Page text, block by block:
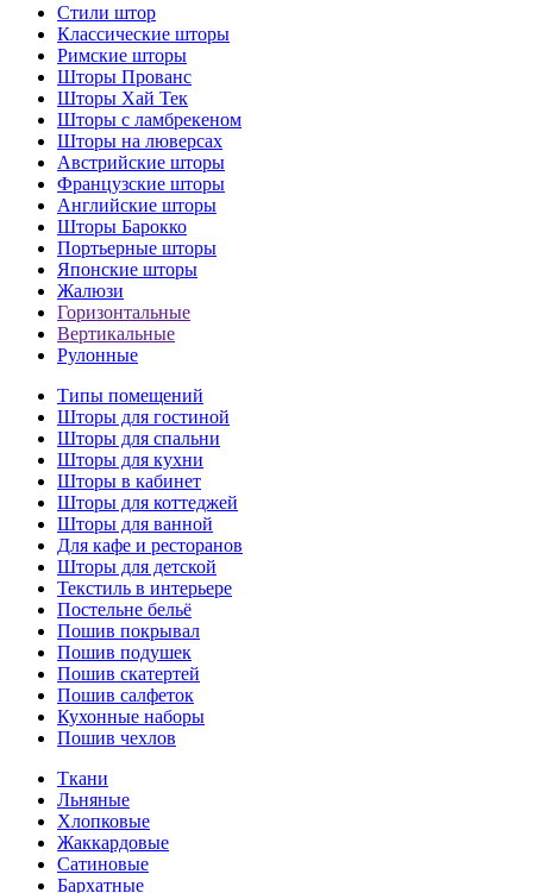
Стили штор
Классические шторы
Римские шторы
Шторы Прованс
Шторы Хай Тек
Шторы с ламбрекеном
Шторы на люверсах
Австрийские шторы
Французские шторы
Английские шторы
Шторы Барокко
Портьерные шторы
Японские шторы
Жалюзи
Горизонтальные
Вертикальные
Рулонные
Типы помещений
Шторы для гостиной
Шторы для спальни
Шторы для кухни
Шторы в кабинет
Шторы для коттеджей
Шторы для ванной
Для кафе и ресторанов
Шторы для детской
Текстиль в интерьере
Постельне бельё
Пошив покрывал
Пошив подушек
Пошив скатертей
Пошив салфеток
Кухонные наборы
Пошив чехлов
Ткани
Льняные
Хлопковые
Жаккардовые
Сатиновые
Бархатные